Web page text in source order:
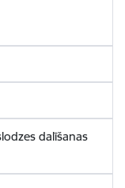
dalīšanas